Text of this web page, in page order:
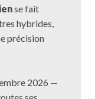
se fait
hybrides,
précision
2026 —